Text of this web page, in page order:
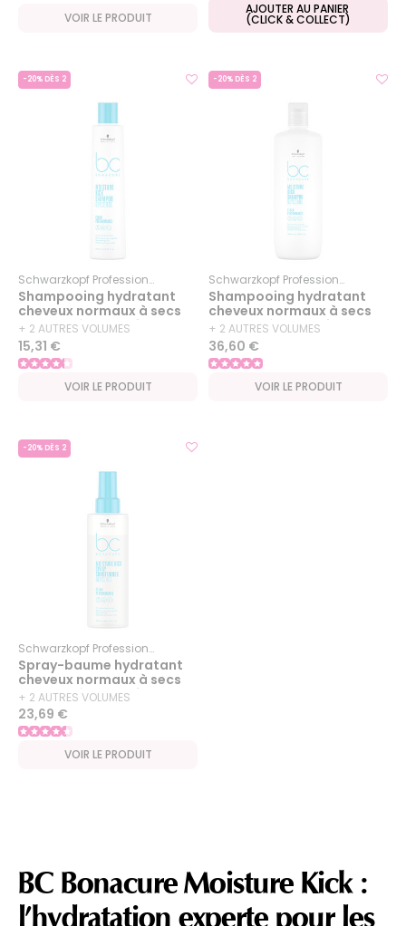
VOIR LE PRODUIT
AJOUTER AU PANIER
(CLICK & COLLECT)
-20% DÈS 2
Schwarzkopf Professional Bc Bonacure Moisture Kick
Shampooing hydratant
cheveux normaux à secs
ou bouclés BC Moisture
Kick 250ml
+ 2 AUTRES VOLUMES
DISPONIBLES
15,31 €
VOIR LE PRODUIT
-20% DÈS 2
Schwarzkopf Professional
Shampooing hydratant
cheveux normaux à secs
ou bouclés BC Moisture
Kick 1000ml
+ 2 AUTRES VOLUMES
DISPONIBLES
36,60 €
VOIR LE PRODUIT
-20% DÈS 2
Schwarzkopf Professional
Spray-baume hydratant
cheveux normaux à secs
ou bouclés BC Moisture
Kick 200ml
+ 2 AUTRES VOLUMES
DISPONIBLES
23,69 €
VOIR LE PRODUIT
BC Bonacure Moisture Kick:
l’hydratation experte pour les